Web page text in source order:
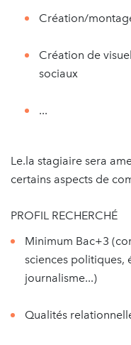
Création/
Création de
sociaux
...
Le.la stagiaire sera
certains aspects de
PROFIL RECHERCHÉ
Minimum Bac+3
sciences politiques,
journalisme...)
Qualités